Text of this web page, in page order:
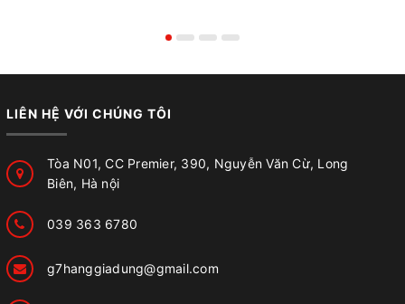
LIÊN HỆ VỚI CHÚNG TÔI
Tòa N01, CC Premier, 390, Nguyễn Văn Cừ, Long
Biên, Hà nội
039 363 6780
g7hanggiadung@gmail.com